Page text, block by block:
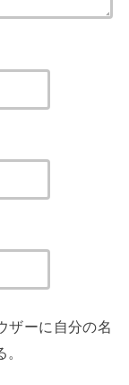
ザーに自分の名